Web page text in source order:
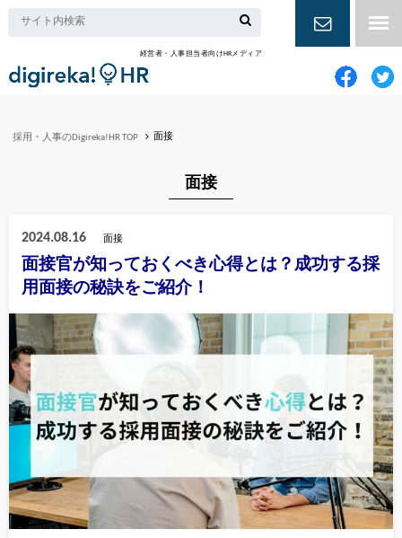
経営者・人事担当者向けHRメディア
お問い合
採用・人事のDigireka!HR TOP 面接
面接
2024.08.16 面接
面接官が知っておくべき心得とは？成功する採
用面接の秘訣をご紹介！